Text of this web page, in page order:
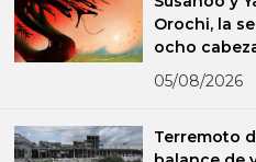
Orochi, la
ocho
05/08/2026
Terremoto